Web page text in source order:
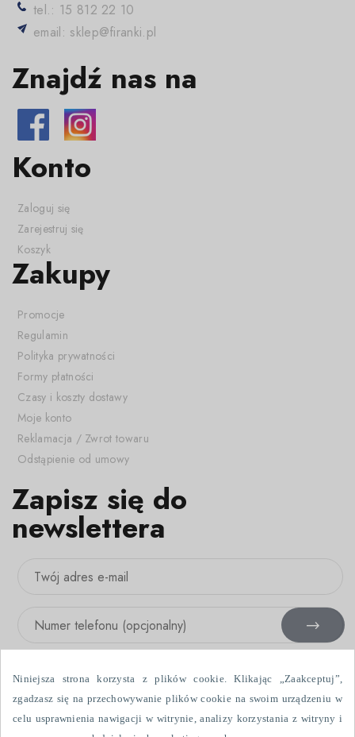
tel.: 15 812 22 10
email: sklep@firanki.pl
Znajdź nas na
Konto
Zaloguj się
Zarejestruj się
Koszyk
Zakupy
Promocje
Regulamin
Polityka prywatności
Formy płatności
Czasy i koszty dostawy
Moje konto
Reklamacja / Zwrot towaru
Odstąpienie od umowy
Zapisz się do
newslettera
Wyrażam zgodę na otrzymywanie informacji handlowych drogą
Niniejsza strona korzysta z plików cookie. Klikając „Zaakceptuj”,
zgadzasz się na przechowywanie plików cookie na swoim urządzeniu w
celu usprawnienia nawigacji w witrynie, analizy korzystania z witryny i